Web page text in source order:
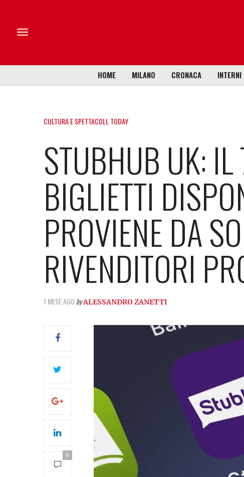
HOME MILANO CRONACA INTERNI
CULTURA E SPETTACOLI,TODAY
STUBHUB UK:
BIGLIETTI
PROVIENE DA
RIVENDITORI
1 MESE AGO byALESSANDRO ZANETTI
0